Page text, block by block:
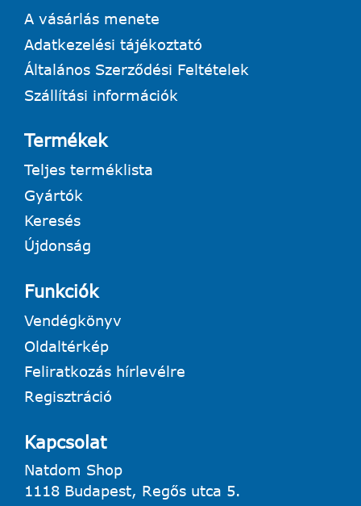
A vásárlás menete
Adatkezelési tájékoztató
Általános Szerződési Feltételek
Szállítási információk
Termékek
Teljes terméklista
Gyártók
Keresés
Újdonság
Funkciók
Vendégkönyv
Oldaltérkép
Feliratkozás hírlevélre
Regisztráció
Kapcsolat
Natdom Shop
1118 Budapest, Regős utca 5.